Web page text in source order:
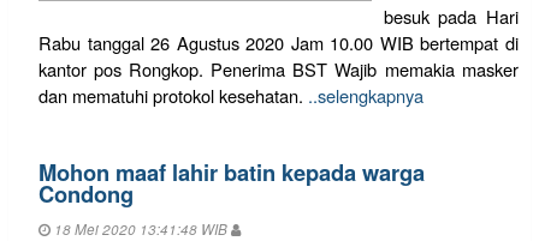
besuk pada Hari
Rabu tanggal 26 Agustus 2020 Jam 10.00 WIB bertempat di
kantor pos Rongkop. Penerima BST Wajib memakia masker
dan mematuhi protokol kesehatan. ..selengkapnya
Mohon maaf lahir batin kepada warga
Condong
18 Mei 2020 13:41:48 WIB